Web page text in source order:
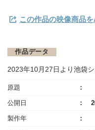
この作品の映像商品
作品データ
2023年10月27日より池袋
原題
公開日
製作年